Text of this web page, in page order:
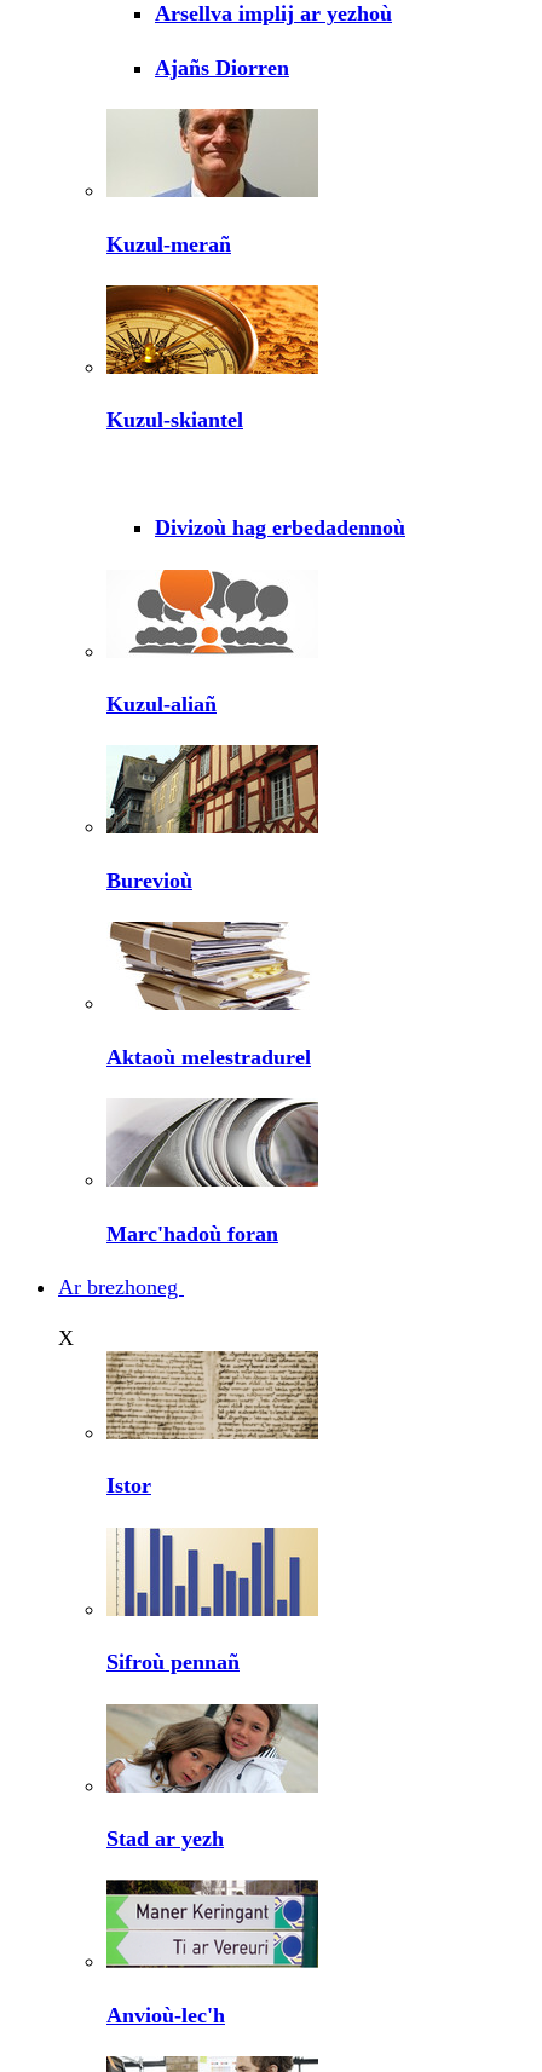
Arsellva implij ar yezhoù
Ajañs Diorren
Kuzul-merañ
Kuzul-skiantel
Divizoù hag erbedadennoù
Kuzul-aliañ
Burevioù
Aktaoù melestradurel
Marc'hadoù foran
Ar brezhoneg
X
Istor
Sifroù pennañ
Stad ar yezh
Anvioù-lec'h